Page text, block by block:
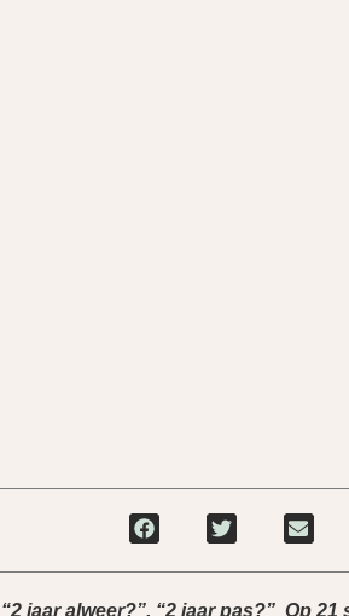
“2 jaar alweer?”, “2 jaar pas?” Op